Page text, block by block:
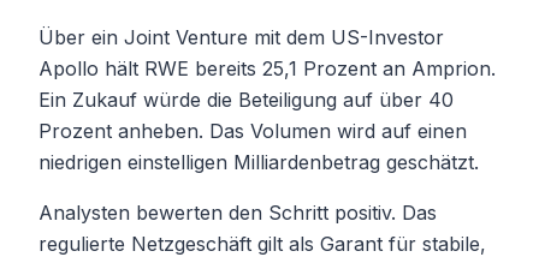
Über ein Joint Venture mit dem US-Investor
Apollo hält RWE bereits 25,1 Prozent an Amprion.
Ein Zukauf würde die Beteiligung auf über 40
Prozent anheben. Das Volumen wird auf einen
niedrigen einstelligen Milliardenbetrag geschätzt.
Analysten bewerten den Schritt positiv. Das
regulierte Netzgeschäft gilt als Garant für stabile,